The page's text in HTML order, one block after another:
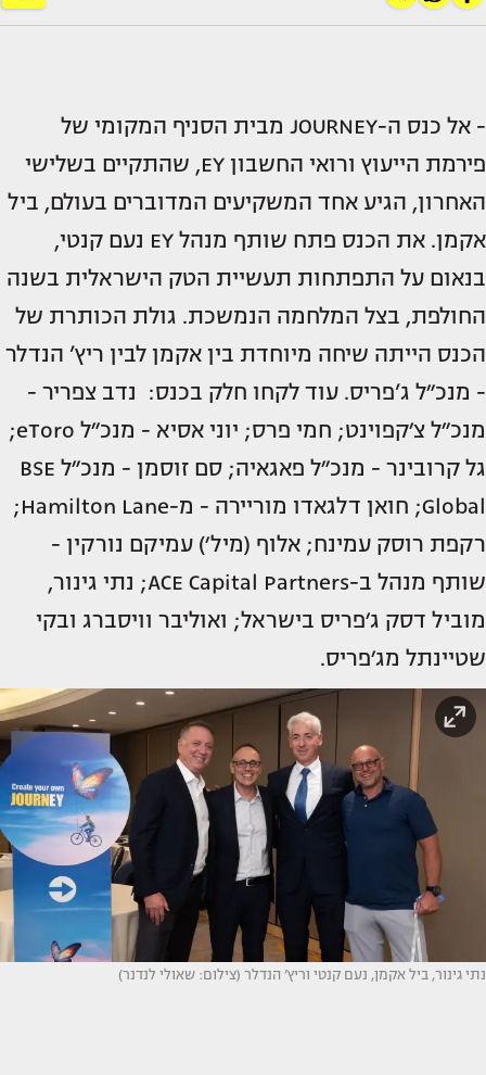
- אל כנס ה-JOURNEY מבית הסניף המקומי של
פירמת הייעוץ ורואי החשבון EY, שהתקיים בשלישי
האחרון, הגיע אחד המשקיעים המדוברים בעולם, ביל
אקמן. את הכנס פתח שותף מנהל EY נעם קנטי,
בנאום על התפתחות תעשיית הטק הישראלית בשנה
החולפת, בצל המלחמה הנמשכת. גולת הכותרת של
הכנס הייתה שיחה מיוחדת בין אקמן לבין ריץ’ הנדלר
- מנכ״ל ג’פריס. עוד לקחו חלק בכנס: נדב צפריר -
מנכ״ל צ׳קפוינט; חמי פרס; יוני אסיא - מנכ״ל eToro;
גל קרובינר - מנכ״ל פאגאיה; סם זוסמן - מנכ״ל BSE
Global; חואן דלגאדו מוריירה - מ-Hamilton Lane;
רקפת רוסק עמינח; אלוף (מיל׳) עמיקם נורקין -
שותף מנהל ב-ACE Capital Partners; נתי גינור,
מוביל דסק ג׳פריס בישראל; ואוליבר וויסברג ובקי
שטיינתל מג׳פריס.
נתי גינור, ביל אקמן, נעם קנטי וריץ’ הנדלר (צילום: שאולי לנדנר)